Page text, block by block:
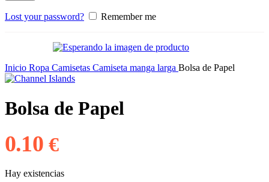
Lost your password? Remember me
Inicio Ropa Camisetas Camiseta manga larga Bolsa de Papel
Bolsa de Papel
0.10 €
Hay existencias